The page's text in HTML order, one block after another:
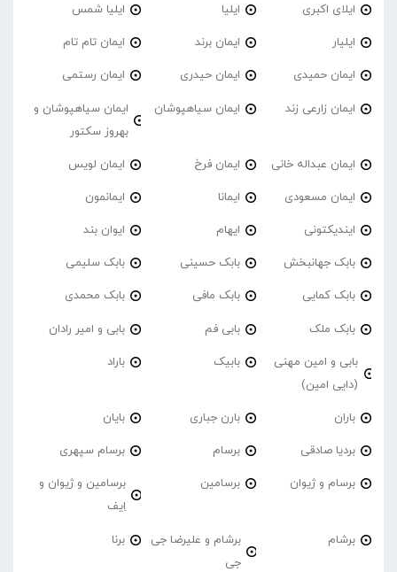
ایلای اکبری ایلیا ایلیا شمس
ایلیار ایمان برند ایمان تام تام
ایمان حمیدی ایمان حیدری ایمان رستمی
ایمان زارعی زند ایمان سیاهپوشان
ایمان سیاهپوشان و
بهروز سکتور
ایمان عبداله خانی ایمان فرخ ایمان لویس
ایمان مسعودی ایمانا ایمانمون
ایندیکتونی ایهام ایوان بند
بابک جهانبخش بابک حسینی بابک سلیمی
بابک کمایی بابک مافی بابک محمدی
بابک ملک بابی فم بابی و امیر رادان
بابی و امین مهنی
(دایی امین)
بابیک باراد
باران بارن جباری بایان
بردیا صادقی برسام برسام سپهری
برسام و ژیوان برسامین
برسامین و ژیوان و
اِیف
برشام
برشام و علیرضا جی
جی
برنا